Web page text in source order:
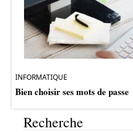
INFORMATIQUE
Bien choisir ses mots de passe
Recherche